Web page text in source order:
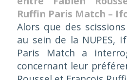
Ruffin Paris Match –
Alors que des
au sein de la NUPES,
Paris Match a
concernant leur